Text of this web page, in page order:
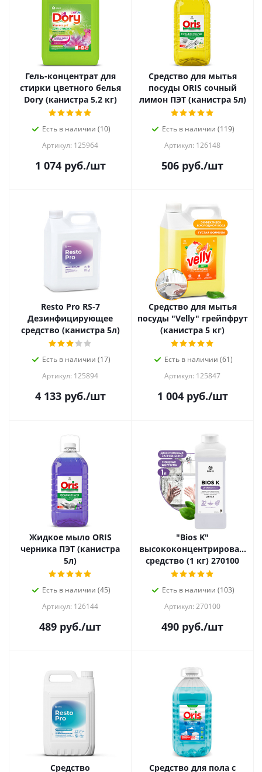
Гель-концентрат для
стирки цветного белья
Dory (канистра 5,2 кг)
Есть в наличии (10)
Артикул: 125964
1 074руб./шт
Средство для мытья
посуды ORIS сочный
лимон ПЭТ (канистра 5л)
Есть в наличии (119)
Артикул: 126148
506 руб./шт
Resto Pro RS-7
Дезинфицирующее
средство (канистра 5л)
Есть в наличии (17)
Артикул: 125894
4 133руб./шт
Средство для мытья
посуды "Velly" грейпфрут
(канистра 5 кг)
Есть в наличии (61)
Артикул: 125847
1 004руб./шт
Жидкое мыло ORIS
черника ПЭТ (канистра
5л)
Есть в наличии (45)
Артикул: 126144
489 руб./шт
"Bios K"
высококонцентрированное
средство (1 кг) 270100
Есть в наличии (103)
Артикул: 270100
490 руб./шт
Средство
Средство для пола с